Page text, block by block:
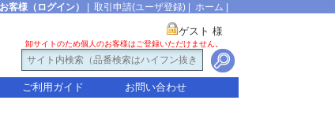
客様（ログイン） 取引申請(ユーザ登録) ホーム
ゲスト 様
卸サイトのため個人のお客様はご登録いただけません。
ご利用ガイド お問い合わせ